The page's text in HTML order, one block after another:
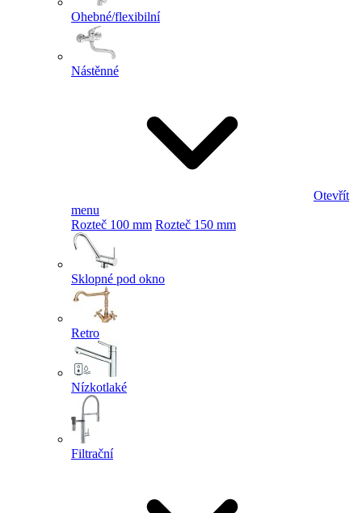
Ohebné/flexibilní
Nástěnné
Otevřít
menu
Rozteč 100 mm Rozteč 150 mm
Sklopné pod okno
Retro
Nízkotlaké
Filtrační